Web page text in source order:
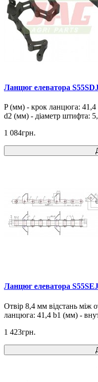
Ланцюг елеватора
P (мм) - крок ланцюга:
d2 (мм) - діаметр штифта:
1 084грн.
Ланцюг елеватора
Отвір 8,4 мм відстань між
ланцюга: 41,4 b1 (мм) -
1 423грн.